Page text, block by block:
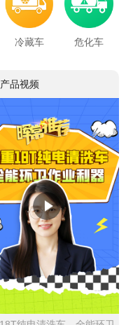
冷藏车 危化车
产品视频